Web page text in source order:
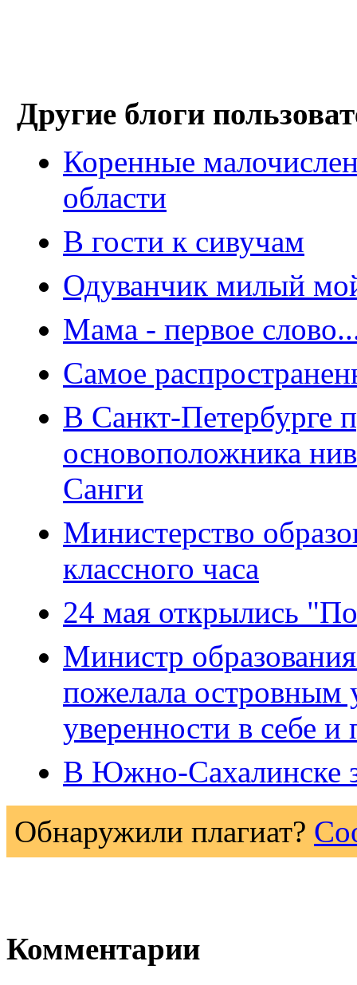
Другие блоги
Коренные
области
В гости к сивучам
Одуванчик милый
Мама - первое
Самое
В Санкт-Петербурге
основоположника
Санги
Министерство
классного часа
24 мая открылись
Министр
пожелала островным
уверенности в себе и
В Южно-Сахалинске
Обнаружили плагиат?
Комментарии